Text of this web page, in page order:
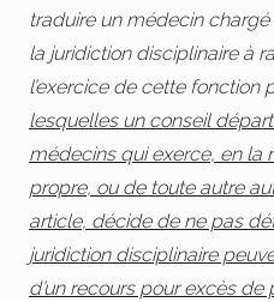
traduire un médecin
la juridiction disciplinaire à
l’exercice de cette fonction
lesquelles un conseil
médecins qui exerce, en la
propre, ou de toute autre
article, décide de ne pas
juridiction disciplinaire
d’un recours pour excès